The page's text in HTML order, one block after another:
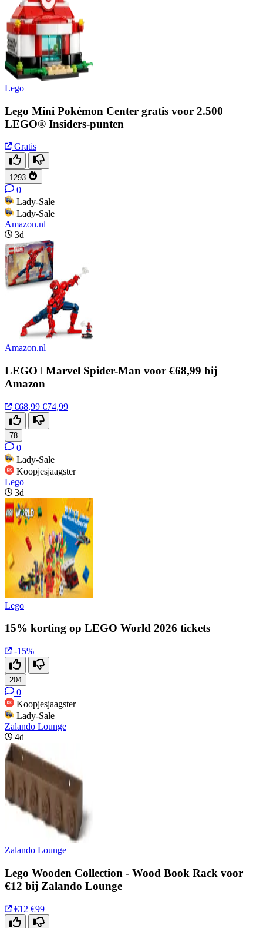
Lego
Lego Mini Pokémon Center gratis voor 2.500
LEGO® Insiders-punten
Gratis
1293
0
Lady-Sale
Lady-Sale
Amazon.nl
3d
Amazon.nl
LEGO ǀ Marvel Spider-Man voor €68,99 bij
Amazon
€68,99 €74,99
78
0
Lady-Sale
Koopjesjaagster
Lego
3d
Lego
15% korting op LEGO World 2026 tickets
-15%
204
0
Koopjesjaagster
Lady-Sale
Zalando Lounge
4d
Zalando Lounge
Lego Wooden Collection - Wood Book Rack voor
€12 bij Zalando Lounge
€12 €99